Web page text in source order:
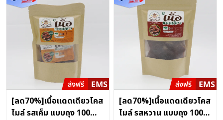
[ลด70%]เนื้อแดดเดียวโคส
ไมล์ รสเค็ม แบบถุง 100
[ลด70%]เนื้อแดดเดียวโคส
ไมล์ รสหวาน แบบถุง 100